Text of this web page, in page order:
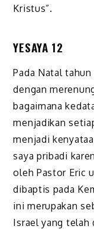
Kristus”.
YESAYA 12
Pada Natal
dengan
bagaimana
menjadikan
menjadi
saya pribadi
oleh Pastor Eric
dibaptis pada
ini merupakan
Israel yang telah